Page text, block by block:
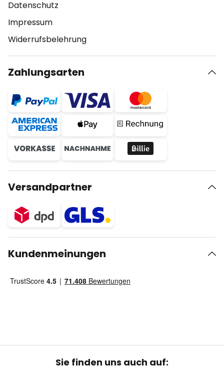
Datenschutz
Impressum
Widerrufsbelehrung
Zahlungsarten
Versandpartner
Kundenmeinungen
Sie finden uns auch auf: